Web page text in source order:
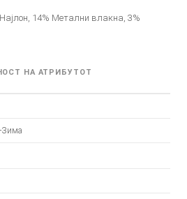
14% Метални влакна, 3%
НА АТРИБУТОТ
Зима